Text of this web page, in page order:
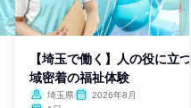
【埼玉で働く】人の役に立
域密着の福祉体験
埼玉県
2026年8月